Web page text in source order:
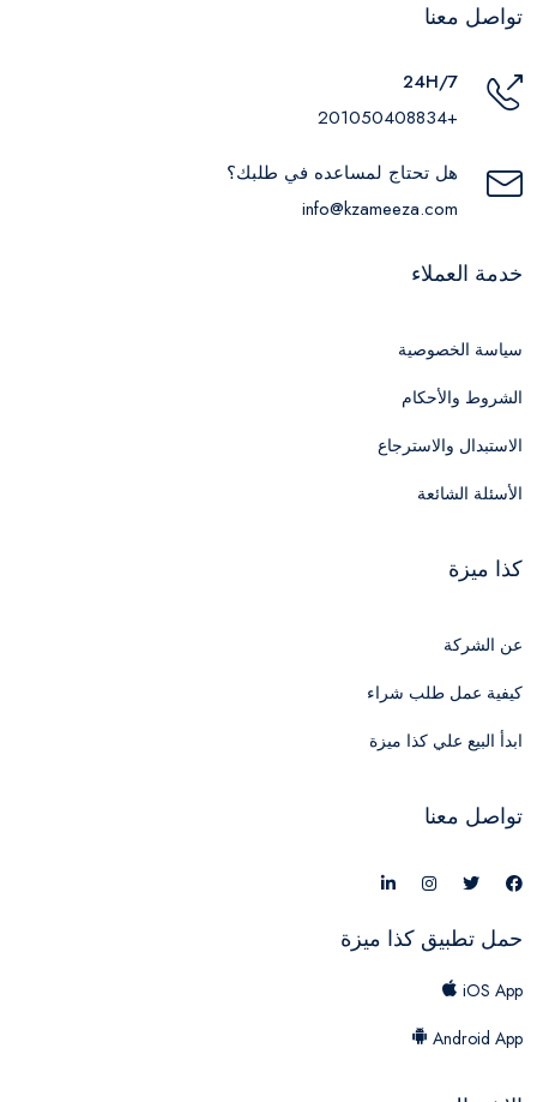
تواصل معنا
24H/7
+201050408834
هل تحتاج لمساعده في طلبك؟
info@kzameeza.com
خدمة العملاء
سياسة الخصوصية
الشروط والأحكام
الاستبدال والاسترجاع
الأسئلة الشائعة
كذا ميزة
عن الشركة
كيفية عمل طلب شراء
ابدأ البيع علي كذا ميزة
تواصل معنا
حمل تطبيق كذا ميزة
iOS App
Android App